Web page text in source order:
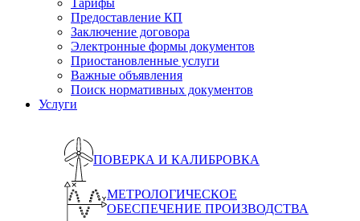
Тарифы
Предоставление КП
Заключение договора
Электронные формы документов
Приостановленные услуги
Важные объявления
Поиск нормативных документов
Услуги
ПОВЕРКА И КАЛИБРОВКА
МЕТРОЛОГИЧЕСКОЕ
ОБЕСПЕЧЕНИЕ ПРОИЗВОДСТВА